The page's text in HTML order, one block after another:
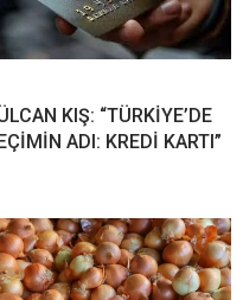
KIŞ: “TÜRKİYE’DE
ADI: KREDİ KARTI”